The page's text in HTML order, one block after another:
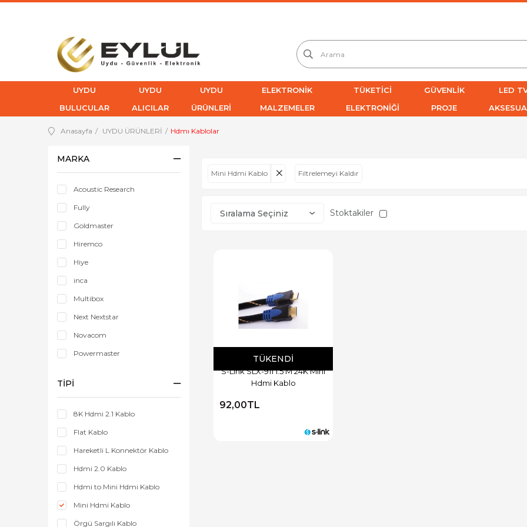
UYDU
BULUCULAR
UYDU
ALICILAR
UYDU
ÜRÜNLERİ
ELEKTRONİK
MALZEMELER
TÜKETİCİ
ELEKTRONİĞİ
GÜVENLİK
PROJE
LED
Anasayfa UYDU ÜRÜNLERİ Hdmı Kablolar
MARKA
Acoustic Research
Fully
Goldmaster
Hiremco
Hiye
inca
Multibox
Next Nextstar
Novacom
Powermaster
TIPI
8K Hdmi 2.1 Kablo
Flat Kablo
Hareketli L Konnektör Kablo
Hdmi 2.0 Kablo
Hdmi to Mini Hdmi Kablo
Mini Hdmi Kablo
Örgü Sargılı Kablo
Mini Hdmi Kablo Filtrelemeyi Kaldır
Stoktakiler
TÜKENDI
S-Link SLX-911 1.5 M 24K Mini
Hdmi Kablo
92,00TL